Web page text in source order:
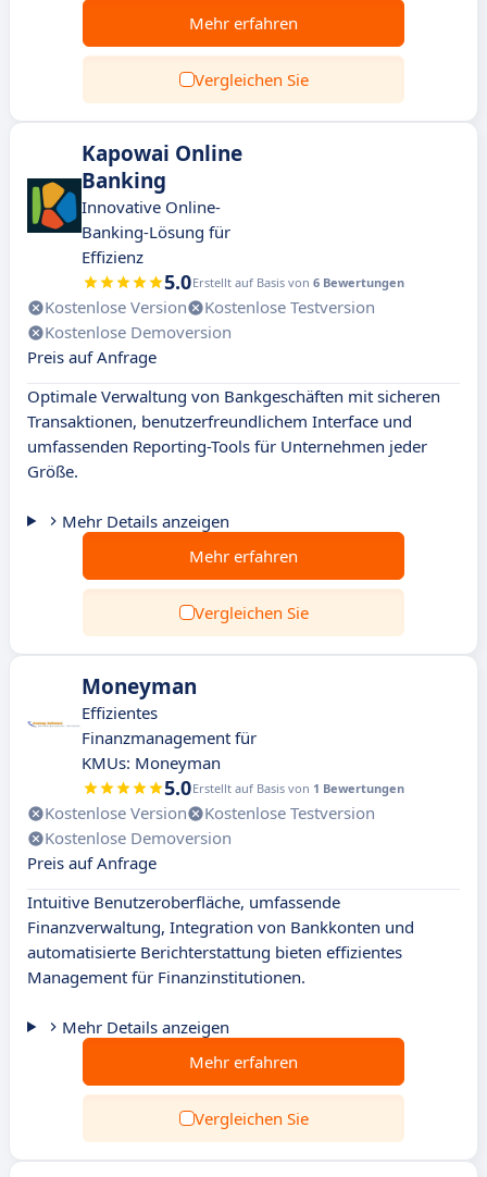
Mehr erfahren
Vergleichen Sie
Kapowai Online
Banking
Innovative Online-
Banking-Lösung für
Effizienz
5.0Erstellt auf Basis von 6 Bewertungen
Kostenlose Version
Kostenlose Testversion
Kostenlose Demoversion
Preis auf Anfrage
Optimale Verwaltung von Bankgeschäften mit sicheren
Transaktionen, benutzerfreundlichem Interface und
umfassenden Reporting-Tools für Unternehmen jeder
Größe.
Mehr Details anzeigen
Mehr erfahren
Vergleichen Sie
Moneyman
Effizientes
Finanzmanagement für
KMUs: Moneyman
5.0Erstellt auf Basis von 1 Bewertungen
Kostenlose Version
Kostenlose Testversion
Kostenlose Demoversion
Preis auf Anfrage
Intuitive Benutzeroberfläche, umfassende
Finanzverwaltung, Integration von Bankkonten und
automatisierte Berichterstattung bieten effizientes
Management für Finanzinstitutionen.
Mehr Details anzeigen
Mehr erfahren
Vergleichen Sie